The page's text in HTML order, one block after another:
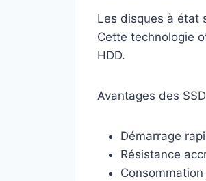
Les disques à état
Cette technologie
HDD.
Avantages des
Démarrage
Résistance